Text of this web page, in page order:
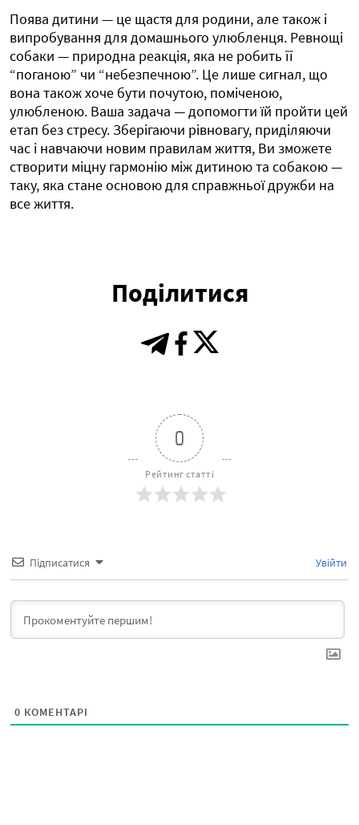
Поява дитини — це щастя для родини, але також і
випробування для домашнього улюбленця. Ревнощі
собаки — природна реакція, яка не робить її
“поганою” чи “небезпечною”. Це лише сигнал, що
вона також хоче бути почутою, поміченою,
улюбленою. Ваша задача — допомогти їй пройти цей
етап без стресу. Зберігаючи рівновагу, приділяючи
час і навчаючи новим правилам життя, Ви зможете
створити міцну гармонію між дитиною та собакою —
таку, яка стане основою для справжньої дружби на
все життя.
Поділитися
0
Рейтинг статті
Підписатися Увійти
0 КОМЕНТАРІ